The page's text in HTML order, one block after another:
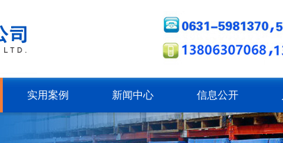
实用案例 新闻中心 信息公开